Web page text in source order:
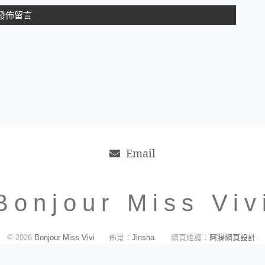
Email
Miss
© 2026 Bonjour Miss Vivi 佈景： Jinsha. 網頁維護： 阿腸網頁設計.